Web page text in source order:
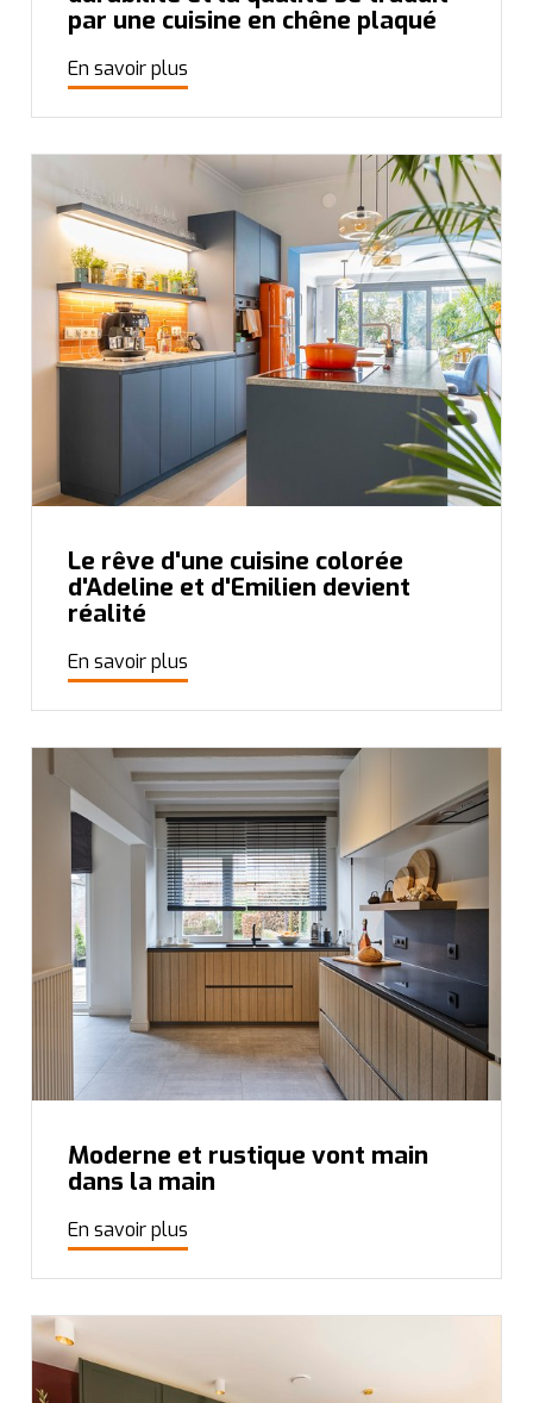
par une cuisine en chêne plaqué
En savoir plus
Le rêve d'une cuisine colorée
d'Adeline et d'Emilien devient
réalité
En savoir plus
Moderne et rustique vont main
dans la main
En savoir plus